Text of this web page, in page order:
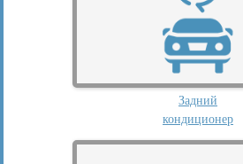
Задний
кондиционер